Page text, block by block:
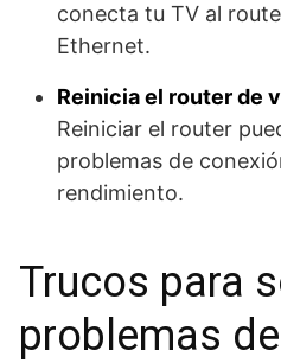
conecta tu TV al
Ethernet.
Reinicia el router de
Reiniciar el router
problemas de
rendimiento.
Trucos para
problemas